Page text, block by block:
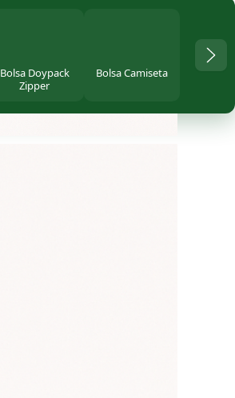
Bolsa Doypack
Zipper
Bolsa Camiseta